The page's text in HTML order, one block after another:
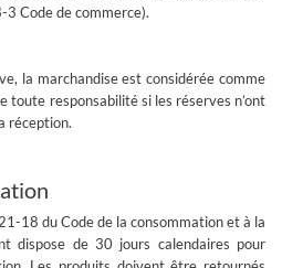
Code de commerce).
la marchandise est considérée comme
toute responsabilité si les réserves n’ont
réception.
18 du Code de la consommationet à la
dispose de30 jours calendaires pour